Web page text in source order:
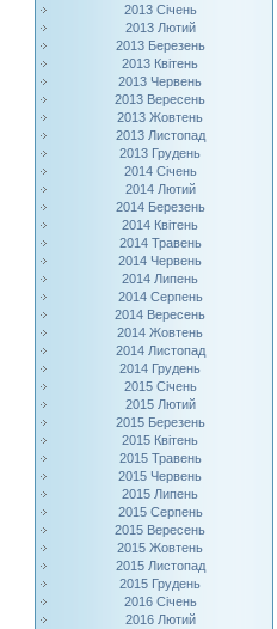
2013 Січень
2013 Лютий
2013 Березень
2013 Квітень
2013 Червень
2013 Вересень
2013 Жовтень
2013 Листопад
2013 Грудень
2014 Січень
2014 Лютий
2014 Березень
2014 Квітень
2014 Травень
2014 Червень
2014 Липень
2014 Серпень
2014 Вересень
2014 Жовтень
2014 Листопад
2014 Грудень
2015 Січень
2015 Лютий
2015 Березень
2015 Квітень
2015 Травень
2015 Червень
2015 Липень
2015 Серпень
2015 Вересень
2015 Жовтень
2015 Листопад
2015 Грудень
2016 Січень
2016 Лютий